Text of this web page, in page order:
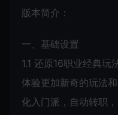
版本简介：
一、基础设置
1.1 还原16职业经典玩
体验更加新奇的玩法
化入门派，自动转职